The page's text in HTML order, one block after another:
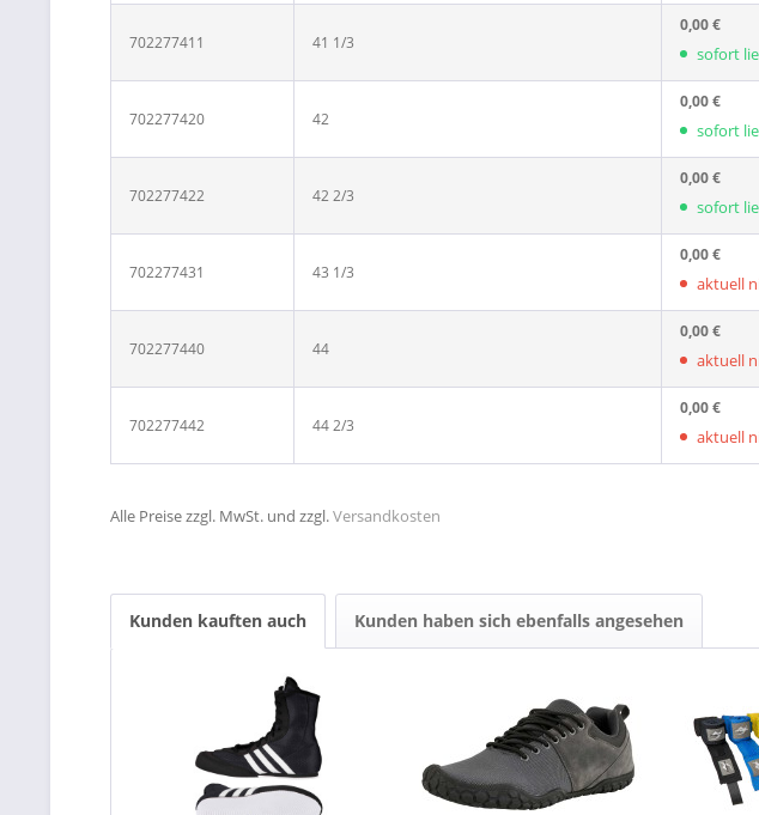
702277411 41 1/3
0,00 €
sofort
702277420 42
0,00 €
sofort
702277422 42 2/3
0,00 €
sofort
702277431 43 1/3
0,00 €
aktuell
702277440 44
0,00 €
aktuell
702277442 44 2/3
0,00 €
aktuell
Alle Preise zzgl. MwSt. und zzgl.Versandkosten
Kunden kauften auch Kunden haben sich ebenfalls angesehen